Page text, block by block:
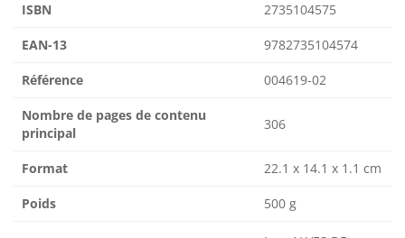
ISBN 2735104575
EAN-13 9782735104574
Référence 004619-02
Nombre de pages de contenu
principal
306
Format 22.1 x 14.1 x 1.1 cm
Poids 500 g